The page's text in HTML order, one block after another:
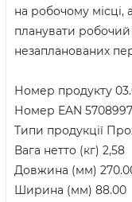
на робочому місці,
планувати
незапланованих
Номер продукту
Номер EAN
Типи продукції
Вага нетто (кг) 2,58
Довжина (мм)
Ширина (мм) 88.00